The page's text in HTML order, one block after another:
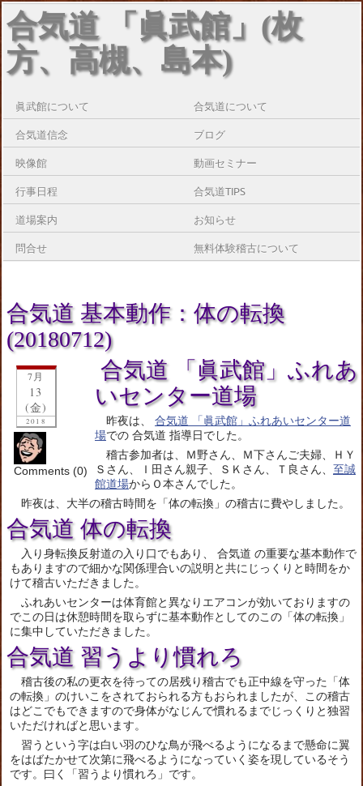
合気道 「眞武館」(枚
方、高槻、島本)
眞武館について 合気道について
合気道信念 ブログ
映像館 動画セミナー
行事日程 合気道TIPS
道場案内 お知らせ
問合せ 無料体験稽古について
合気道 基本動作：体の転換
(20180712)
7月
13
(金)
2018
Comments (0)
合気道 「眞武館」ふれあ
いセンター道場
昨夜は、 合気道 「眞武館」ふれあいセンター道
場での 合気道 指導日でした。
稽古参加者は、Ｍ野さん、Ｍ下さんご夫婦、ＨＹ
Ｓさん、Ｉ田さん親子、ＳＫさん、Ｔ良さん、 至誠
館道場からＯ本さんでした。
昨夜は、大半の稽古時間を「体の転換」の稽古に費やしました。
合気道 体の転換
入り身転換反射道の入り口でもあり、 合気道 の重要な基本動作で
もありますので細かな関係理合いの説明と共にじっくりと時間をか
けて稽古いただきました。
ふれあいセンターは体育館と異なりエアコンが効いておりますの
でこの日は休憩時間を取らずに基本動作としてのこの「体の転換」
に集中していただきました。
合気道 習うより慣れろ
稽古後の私の更衣を待っての居残り稽古でも正中線を守った「体
の転換」のけいこをされておられる方もおられましたが、この稽古
はどこでもできますので身体がなじんで慣れるまでじっくりと独習
いただければと思います。
習うという字は白い羽のひな鳥が飛べるようになるまで懸命に翼
をはばたかせて次第に飛べるようになっていく姿を現しているそう
です。曰く「習うより慣れろ」です。